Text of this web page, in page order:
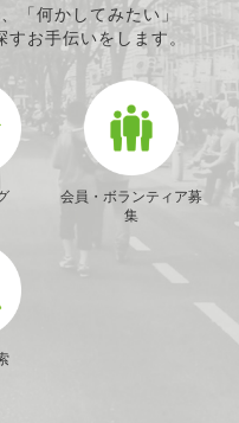
「何かしてみたい」
すお手伝いをします。
会員・ボランティア募
集